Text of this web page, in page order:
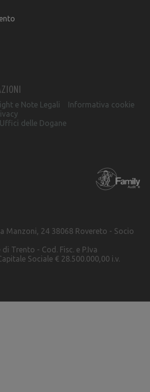
e Note Legali
Informativa cookie
delle Dogane
Manzoni, 24 38068 Rovereto - Socio
Trento - Cod. Fisc. e P.Iva
Sociale € 28.500.000,00 i.v.